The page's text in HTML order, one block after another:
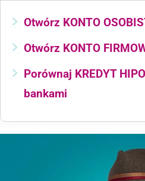
Otwórz KONTO
Otwórz KONTO
Porównaj KREDYT
bankami